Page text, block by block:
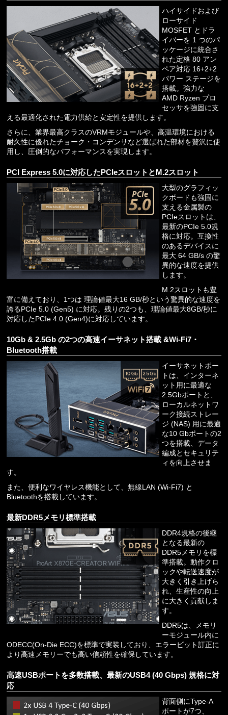
ハイサイドおよび
ローサイド
MOSFET とドラ
イバーを 1 つのパ
ッケージに統合さ
れた定格 80 アン
ペア対応 16+2+2
パワー ステージを
搭載。強力な
AMD Ryzen プロ
セッサを強固に支
える最適化された電力供給と安定性を提供します。
さらに、業界最高クラスのVRMモジュールや、高温環境における
耐久性に優れたチョーク・コンデンサなど選ばれた部材を贅沢に使
用し、圧倒的なパフォーマンスを実現します。
PCI Express 5.0に対応したPCIeスロットとM.2スロット
大型のグラフィッ
クボードも強固に
支える金属製の
PCIeスロットは、
最新のPCIe 5.0規
格に対応。互換性
のあるデバイスに
最大 64 GB/s の驚
異的な速度を提供
します。
M.2スロットも豊
富に備えており、1つは 理論値最大16 GB/秒という驚異的な速度を
誇るPCIe 5.0 (Gen5) に対応。残りの2つも、理論値最大8GB/秒に
対応したPCIe 4.0 (Gen4)に対応しています。
10Gb & 2.5Gb の2つの高速イーサネット搭載 &Wi-Fi7・
Bluetooth搭載
イーサネットポー
トは、インターネ
ット用に最適な
2.5Gbポートと、
ローカルネットワ
ーク接続ストレー
ジ (NAS) 用に最適
な10 Gbポートの2
つを搭載、データ
編成とセキュリテ
ィを向上させま
す。
また、便利なワイヤレス機能として、無線LAN (Wi-Fi7) と
Bluetoothを搭載しています。
最新DDR5メモリ標準搭載
DDR4規格の後継
となる最新の
DDR5メモリを標
準搭載。動作クロ
ックや転送速度が
大きく引き上げら
れ、生産性の向上
に大きく貢献しま
す。
DDR5は、メモリ
ーモジュール内に
ODECC(On-Die ECC)を標準で実装しており、エラービット訂正に
より高速メモリーでも高い信頼性を確保しています。
高速USBポートを多数搭載、最新のUSB4 (40 Gbps) 規格に対
応
背面側にType-A
ポートが7つ、